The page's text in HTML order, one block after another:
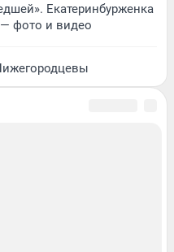
Екатеринбурженка
фото и видео